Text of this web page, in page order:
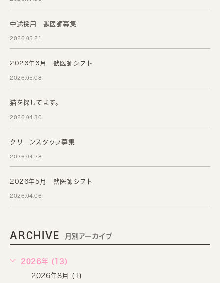
中途採用 獣医師募集
2026.05.21
2026年6月 獣医師シフト
2026.05.08
猫を探してます。
2026.04.30
クリーンスタッフ募集
2026.04.28
2026年5月 獣医師シフト
2026.04.06
ARCHIVE 月別アーカイブ
2026年 (13)
2026年8月 (1)